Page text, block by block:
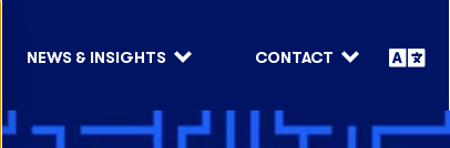
NEWS & INSIGHTS CONTACT